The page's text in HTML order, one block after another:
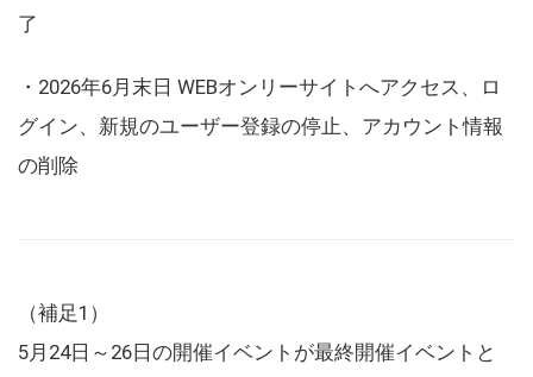
了
・2026年6月末日 WEBオンリーサイトへアクセス、ロ
グイン、新規のユーザー登録の停止、アカウント情報
の削除
（補足1）
5月24日～26日の開催イベントが最終開催イベントと